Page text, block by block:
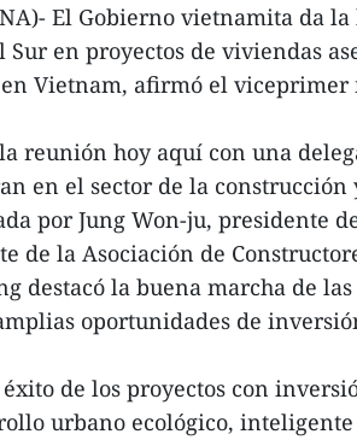
El Gobierno vietnamita da
Sur en proyectos de viviendas
Vietnam, afirmó el
reunión hoy aquí con una
en el sector de la
por Jung Won-ju, presidente
de la Asociación de
destacó la buena marcha de
oportunidades de
de los proyectos con
urbano ecológico,